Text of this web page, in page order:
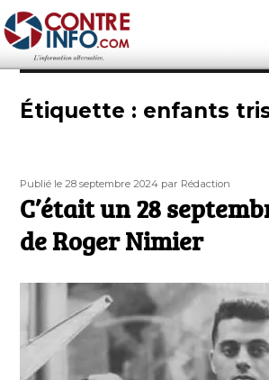
Contre-Info
Étiquette : enfants
Publié
le
Publié le 28 septembre 2024 Auteur
par Rédaction
C’était un 28
de Roger Nimier